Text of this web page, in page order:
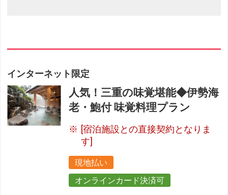
インターネット限定
人気！三重の味覚堪能◆伊勢海
老・鮑付 味覚料理プラン
[宿泊施設との直接契約となりま
す]
現地払い
オンラインカード決済可